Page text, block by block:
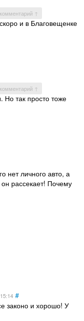
↑
и в Благовещенке
↑
Но так просто тоже
нет личного авто, а
рассекает! Почему
#
законо и хорошо! У